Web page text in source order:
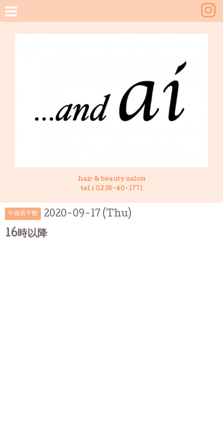
hair & beauty salon
tel : 0238-40-1771
午後若干数 2020-09-17 (Thu)
16時以降